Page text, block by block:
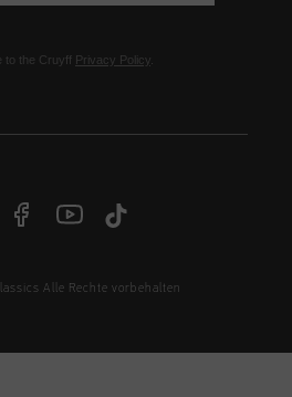
to the Cruyff Privacy Policy
Alle Rechte vorbehalten